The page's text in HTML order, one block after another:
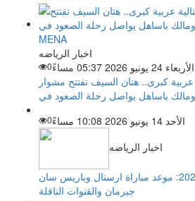
اخبار الرياضه
الأربعاء 24 يونيو 2026 05:37 مساءً
0
عربية كبرى.. هتان السيف تفتتح مشوار
الأحد 14 يونيو 2026 10:08 مساءً
0
اخبار الرياضه
نهائي دوري أبطال أوروبا 2026: موعد مباراة ارسنال وباريس سان
جيرمان والقنوات الناقلة